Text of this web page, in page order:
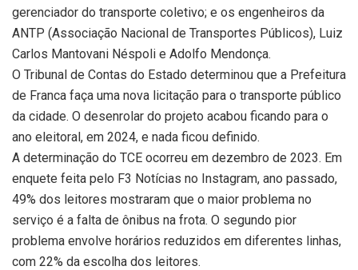
gerenciador do transporte coletivo; e os engenheiros da
ANTP (Associação Nacional de Transportes Públicos), Luiz
Carlos Mantovani Néspoli e Adolfo Mendonça.
O Tribunal de Contas do Estado determinou que a Prefeitura
de Franca faça uma nova licitação para o transporte público
da cidade. O desenrolar do projeto acabou ficando para o
ano eleitoral, em 2024, e nada ficou definido.
A determinação do TCE ocorreu em dezembro de 2023. Em
enquete feita pelo F3 Notícias no Instagram, ano passado,
49% dos leitores mostraram que o maior problema no
serviço é a falta de ônibus na frota. O segundo pior
problema envolve horários reduzidos em diferentes linhas,
com 22% da escolha dos leitores.